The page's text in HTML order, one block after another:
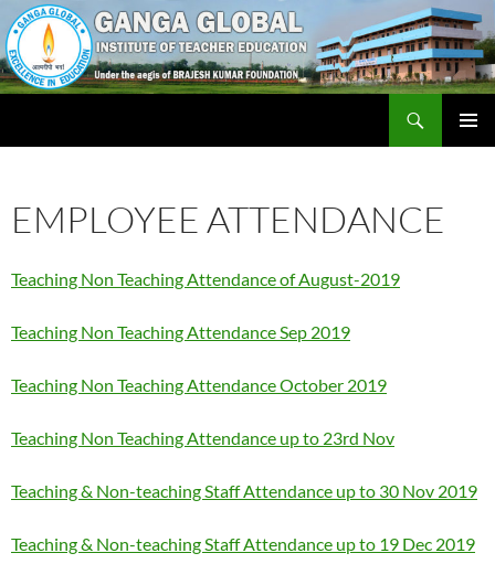
Skip
to
content
EMPLOYEE ATTENDANCE
Teaching Non Teaching Attendance of August-2019
Teaching Non Teaching Attendance Sep 2019
Teaching Non Teaching Attendance October 2019
Teaching Non Teaching Attendance up to 23rd Nov
Teaching & Non-teaching Staff Attendance up to 30 Nov 2019
Teaching & Non-teaching Staff Attendance up to 19 Dec 2019